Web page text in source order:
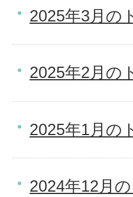
2025年3月の
2025年2月の
2025年1月の
2024年12月